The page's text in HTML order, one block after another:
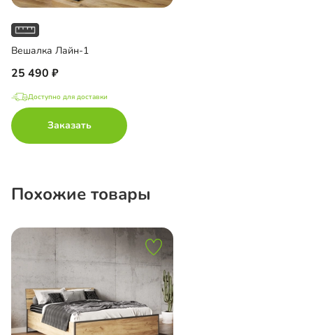
Вешалка Лайн-1
25 490
Доступно для доставки
Заказать
Похожие товары